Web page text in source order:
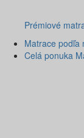
Prémiové
Matrace podľa
Celá ponuka